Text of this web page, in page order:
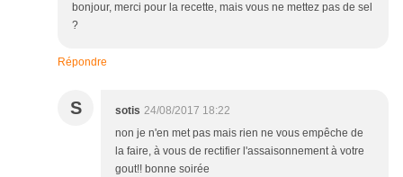
bonjour, merci pour la recette, mais vous ne mettez pas de sel
?
Répondre
S sotis 24/08/2017 18:22
non je n'en met pas mais rien ne vous empêche de
la faire, à vous de rectifier l'assaisonnement à votre
gout!! bonne soirée